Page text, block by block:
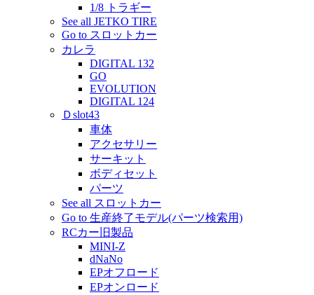
1/8 トラギー
See all JETKO TIRE
Go to スロットカー
カレラ
DIGITAL 132
GO
EVOLUTION
DIGITAL 124
Ｄslot43
車体
アクセサリー
サーキット
ボディセット
パーツ
See all スロットカー
Go to 生産終了モデル(パーツ検索用)
RCカー旧製品
MINI-Z
dNaNo
EPオフロード
EPオンロード